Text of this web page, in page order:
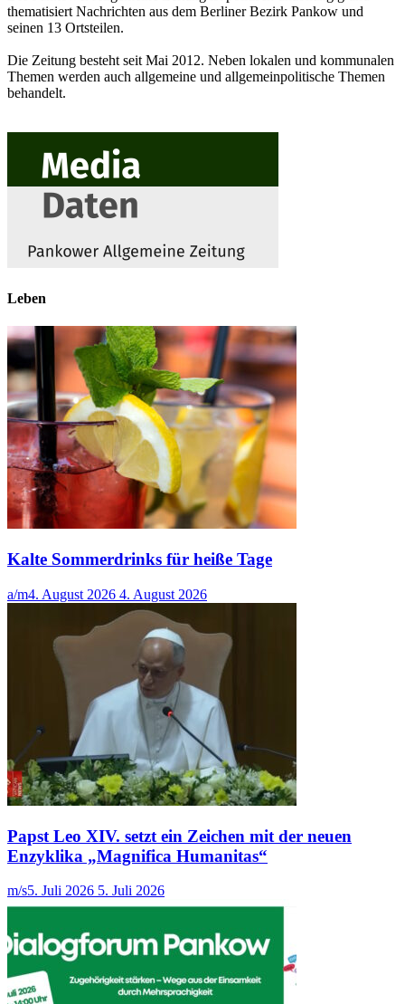
thematisiert Nachrichten aus dem Berliner Bezirk Pankow und
seinen 13 Ortsteilen.
Die Zeitung besteht seit Mai 2012. Neben lokalen und kommunalen
Themen werden auch allgemeine und allgemeinpolitische Themen
behandelt.
Leben
Kalte Sommerdrinks für heiße Tage
a/m4. August 2026 4. August 2026
Papst Leo XIV. setzt ein Zeichen mit der neuen
Enzyklika „Magnifica Humanitas“
m/s5. Juli 2026 5. Juli 2026